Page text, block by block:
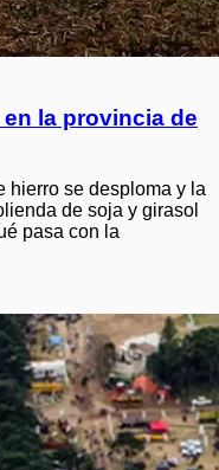
la provincia de
hierro se desploma y la
de soja y girasol
pasa con la